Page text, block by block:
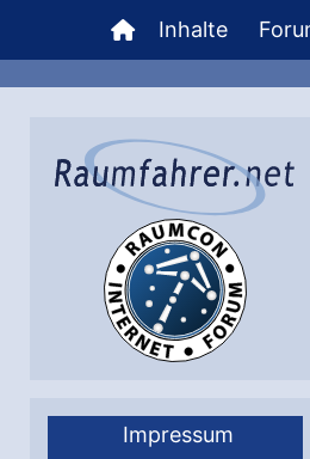
Inhalt
springen
Inhalte
Impressum